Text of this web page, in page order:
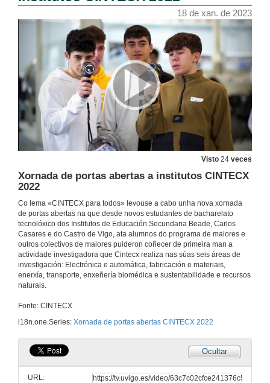
18 de xan. de 2023
Visto 24 veces
Xornada de portas abertas a institutos CINTECX
2022
Co lema «CINTECX para todos» levouse a cabo unha nova xornada
de portas abertas na que desde novos estudantes de bacharelato
tecnolóxico dos Institutos de Educación Secundaria Beade, Carlos
Casares e do Castro de Vigo, ata alumnos do programa de maiores e
outros colectivos de maiores puideron coñecer de primeira man a
actividade investigadora que Cintecx realiza nas súas seis áreas de
investigación: Electrónica e automática, fabricación e materiais,
enerxía, transporte, enxeñería biomédica e sustentabilidade e recursos
naturais.
Fonte: CINTECX
i18n.one.Series: Xornada de portas abertas CINTECX 2022
Ocultar
URL: